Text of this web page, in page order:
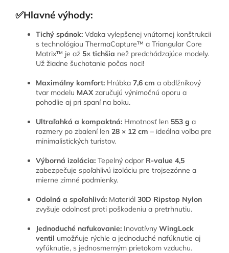
✅Hlavné výhody:
Tichý spánok: Vďaka vylepšenej vnútornej konštrukcii
s technológiou ThermaCapture™ a Triangular Core
Matrix™ je až 5× tichšia než predchádzajúce modely.
Už žiadne šuchotanie počas noci!
Maximálny komfort: Hrúbka 7,6 cm a obdlžníkový
tvar modelu MAXzaručujú výnimočnú oporu a
pohodlie aj pri spaní na boku.
Ultraľahká a kompaktná: Hmotnosť len 553 g a
rozmery po zbalení len 28 × 12 cm – ideálna voľba pre
minimalistických turistov.
Výborná izolácia: Tepelný odpor R-value 4,5
zabezpečuje spoľahlivú izoláciu pre trojsezónne a
mierne zimné podmienky.
Odolná a spoľahlivá: Materiál 30D Ripstop Nylon
zvyšuje odolnosť proti poškodeniu a pretrhnutiu.
Jednoduché nafukovanie: Inovatívny WingLock
ventil umožňuje rýchle a jednoduché nafúknutie aj
vyfúknutie, s jednosmerným prietokom vzduchu.